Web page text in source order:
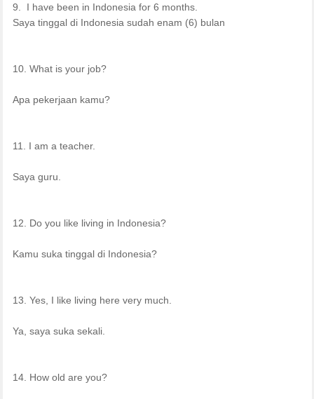
9. I have been in Indonesia for 6 months.
Saya tinggal di Indonesia sudah enam (6) bulan
10. What is your job?
Apa pekerjaan kamu?
11. I am a teacher.
Saya guru.
12. Do you like living in Indonesia?
Kamu suka tinggal di Indonesia?
13. Yes, I like living here very much.
Ya, saya suka sekali.
14. How old are you?